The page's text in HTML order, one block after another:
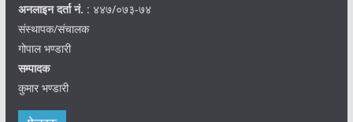
अनलाइन दर्ता नं. : ४४७/०७३-७४
संस्थापक/संचालक
गोपाल भण्डारी
सम्पादक
कुमार भण्डारी